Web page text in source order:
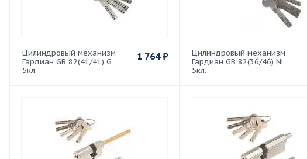
Цилиндровый механизм
Гардиан GB 82(41/41) G
5кл.
1 764₽
Цилиндровый механизм
Гардиан GB 82(36/46) Ni
5кл.